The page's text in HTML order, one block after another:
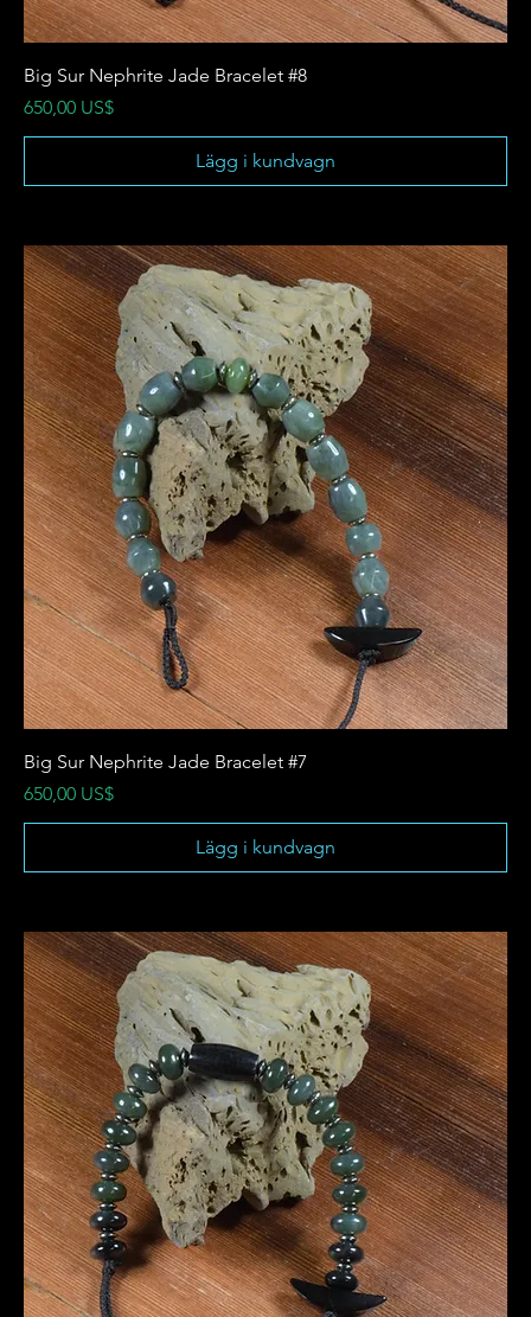
Big Sur Nephrite Jade Bracelet #8
Pris
650,00 US$
Lägg i kundvagn
Big Sur Nephrite Jade Bracelet #7
Pris
650,00 US$
Lägg i kundvagn